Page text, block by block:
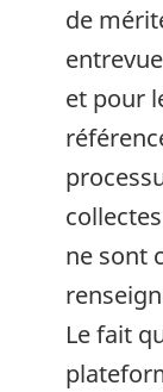
de
et pour
ne sont
Le fait